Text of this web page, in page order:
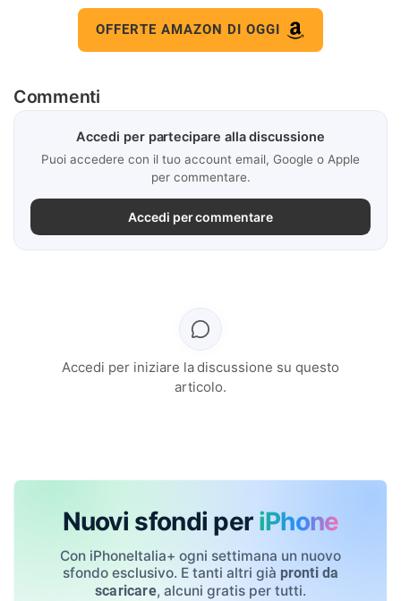
OFFERTE AMAZON DI OGGI
Commenti
Accedi per partecipare alla discussione
Puoi accedere con il tuo account email, Google o Apple
per commentare.
Accedi per commentare
Accedi per iniziare la discussione su questo
articolo.
Nuovi sfondi per iPhone
Con iPhoneItalia+ ogni settimana un nuovo
sfondo esclusivo. E tanti altri già pronti da
scaricare, alcuni gratis per tutti.